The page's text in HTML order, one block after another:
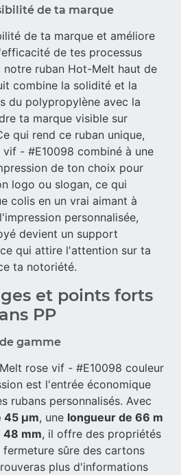
de ta marque
de ta marque et améliore
de tes processus
notre ruban Hot-Melt haut de
combine la solidité et la
du polypropylène avec la
ta marque visible sur
qui rend ce ruban unique,
- #E10098 combiné à une
de ton choix pour
logo ou slogan, ce qui
colis en un vrai aimant à
personnalisée,
devient un support
qui attire l'attention sur ta
ta notoriété.
et points forts
PP
gamme
rose vif - #E10098 couleur
est l'entrée économique
rubans personnalisés. Avec
45 µm, une longueur de 66 m
48 mm, il offre des propriétés
sûre des cartons
plus d'informations